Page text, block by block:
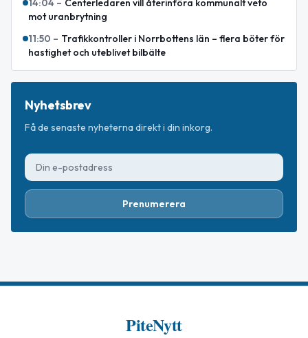
14:04 – Centerledaren vill återinföra kommunalt veto
mot uranbrytning
11:50 – Trafikkontroller i Norrbottens län – flera böter för
hastighet och uteblivet bilbälte
Nyhetsbrev
Få de senaste nyheterna direkt i din inkorg.
Prenumerera
PiteNytt